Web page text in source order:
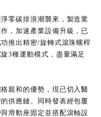
零碳排浪潮襲來，製造業
，加速產業設備升級，已
推出精密/旋轉式滾珠螺桿
3種運動模式，盡量滿足
親和的優勢，現已切入醫
供應鏈。同時發表經包覆
滑動座固定並搭配滾軸設